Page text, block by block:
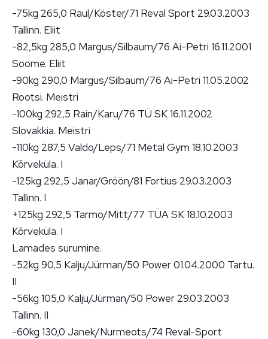
-75kg 265,0 Raul/Köster/71 Reval Sport 29.03.2003
Tallinn. Eliit
-82,5kg 285,0 Margus/Silbaum/76 Ai-Petri 16.11.2001
Soome. Eliit
-90kg 290,0 Margus/Silbaum/76 Ai-Petri 11.05.2002
Rootsi. Meistri
-100kg 292,5 Rain/Karu/76 TÜ SK 16.11.2002
Slovakkia. Meistri
-110kg 287,5 Valdo/Leps/71 Metal Gym 18.10.2003
Kõrveküla. I
-125kg 292,5 Janar/Gröön/81 Fortius 29.03.2003
Tallinn. I
+125kg 292,5 Tarmo/Mitt/77 TÜA SK 18.10.2003
Kõrveküla. I
Lamades surumine.
-52kg 90,5 Kalju/Jürman/50 Power 01.04.2000 Tartu.
II
-56kg 105,0 Kalju/Jürman/50 Power 29.03.2003
Tallinn. II
-60kg 130,0 Janek/Nurmeots/74 Reval-Sport